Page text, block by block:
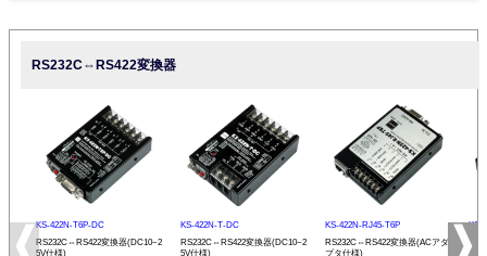
RS232C⇔RS422変換器
KS-422N-T6P-DC
RS232C⇔RS422変換器(DC10~2
5V仕様)
KS-422N-T-DC
RS232C⇔RS422変換器(DC10~2
5V仕様)
KS-422N-RJ45-T6P
RS232C⇔RS422変換器(ACアダ
プタ仕様)
KS-
プ